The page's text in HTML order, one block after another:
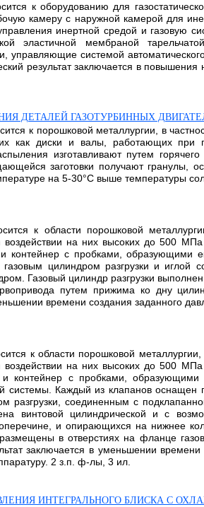
к оборудованию для
камеру с наружной камерой для
инертной средой и газовую
эластичной мембраной
управляющие системой
результат заключается в
ДЕТАЛЕЙ ГАЗОТУРБИННЫХ
к порошковой металлургии, в
как диски и валы, работающих при
изготавливают путем
заготовки получают гранулы,
на 5-30°С выше температуры
к области порошковой
воздействии на них высоких до 500
контейнер с пробками, образующими
цилиндром разгрузки и иглой
Газовый цилиндр разгрузки
путем прижима ко дну
времени создания заданного
к области порошковой
воздействии на них высоких до 500
и контейнер с пробками,
системы. Каждый из клапанов
разгрузки, соединенным с
винтовой цилиндрической и с
и опирающихся на нижнее
в отверстиях на фланце
заключается в уменьшении
2 з.п. ф-лы, 3 ил.
ИНТЕГРАЛЬНОГО БЛИСКА С